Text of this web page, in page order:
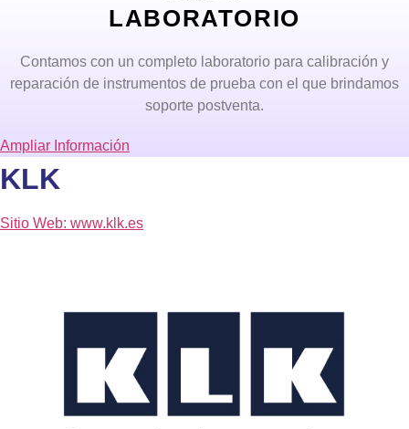
LABORATORIO
Contamos con un completo laboratorio para calibración y
reparación de instrumentos de prueba con el que brindamos
soporte postventa.
Ampliar Información
KLK
Sitio Web: www.klk.es